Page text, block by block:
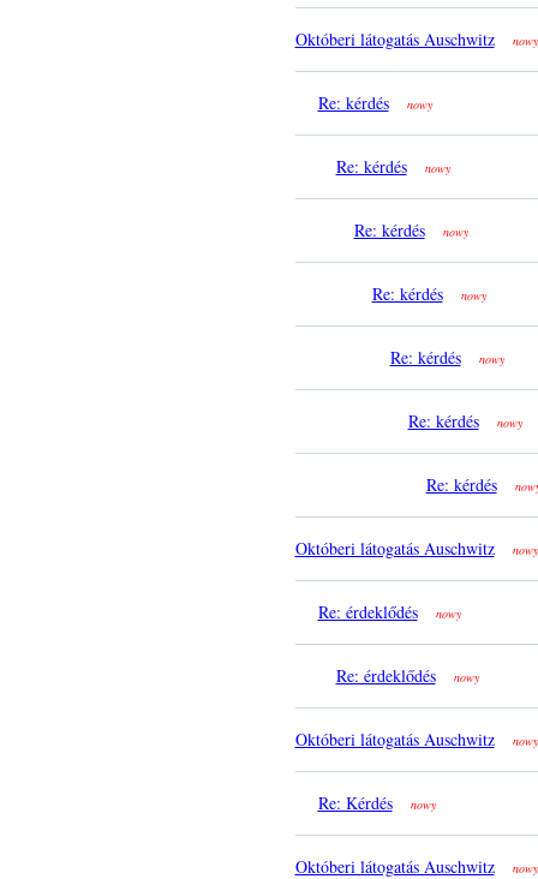
Októberi látogatás Auschwitz nowy
Re: kérdés nowy
Re: kérdés nowy
Re: kérdés nowy
Re: kérdés nowy
Re: kérdés nowy
Re: kérdés nowy
Re: kérdés
Októberi látogatás Auschwitz nowy
Re: érdeklődés nowy
Re: érdeklődés nowy
Októberi látogatás Auschwitz nowy
Re: Kérdés nowy
Októberi látogatás Auschwitz nowy